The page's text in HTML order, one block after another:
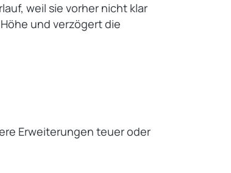
weil sie vorher nicht klar
und verzögert die
Erweiterungen teuer oder